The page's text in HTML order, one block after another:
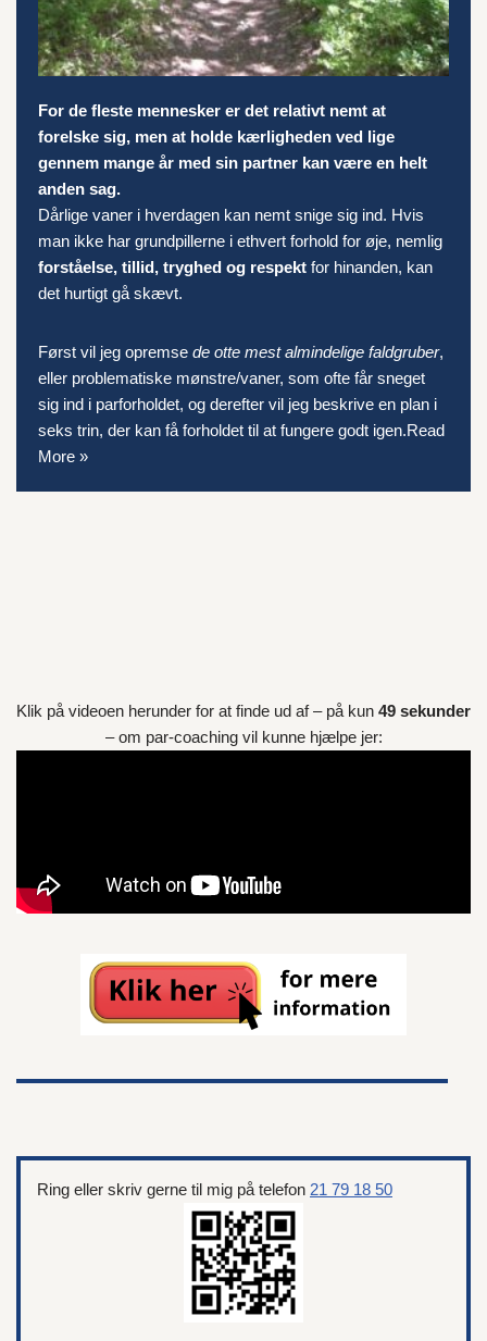
For de fleste mennesker er det relativt nemt at
forelske sig, men at holde kærligheden ved lige
gennem mange år med sin partner kan være en helt
anden sag.
Dårlige vaner i hverdagen kan nemt snige sig ind. Hvis
man ikke har grundpillerne i ethvert forhold for øje, nemlig
forståelse, tillid, tryghed og respekt for hinanden, kan
det hurtigt gå skævt.
Først vil jeg opremse de otte mest almindelige faldgruber,
eller problematiske mønstre/vaner, som ofte får sneget
sig ind i parforholdet, og derefter vil jeg beskrive en plan i
seks trin, der kan få forholdet til at fungere godt igen.Read
More »
Klik på videoen herunder for at finde ud af – på kun 49 sekunder
– om par-coaching vil kunne hjælpe jer:
Ring eller skriv gerne til mig på telefon 21 79 18 50